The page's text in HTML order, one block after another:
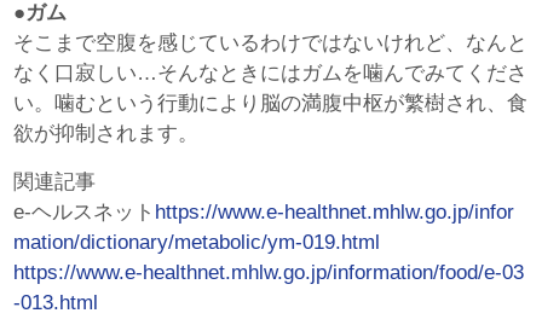
●ガム
そこまで空腹を感じているわけではないけれど、なんと
なく口寂しい…そんなときにはガムを噛んでみてくださ
い。噛むという行動により脳の満腹中枢が繁樹され、食
欲が抑制されます。
関連記事
e-ヘルスネット https://www.e-healthnet.mhlw.go.jp/infor
mation/dictionary/metabolic/ym-019.html
https://www.e-healthnet.mhlw.go.jp/information/food/e-03
-013.html